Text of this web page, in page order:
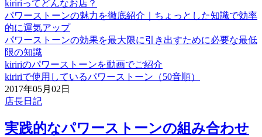
kiririってどんなお店？
パワーストーンの魅力を徹底紹介｜ちょっとした知識で効率
的に運気アップ
パワーストーンの効果を最大限に引き出すために必要な最低
限の知識
kiririのパワーストーンを動画でご紹介
kiririで使用しているパワーストーン（50音順）
2017年05月02日
店長日記
実践的なパワーストーンの組み合わせ